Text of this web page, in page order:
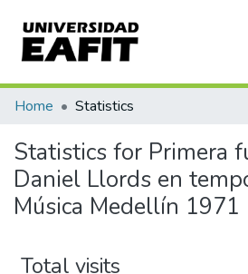
Communities & Collections
All of DSpace
Home Statistics
Statistics for Primera
Daniel Llords en
Música Medellín 1971
Total visits